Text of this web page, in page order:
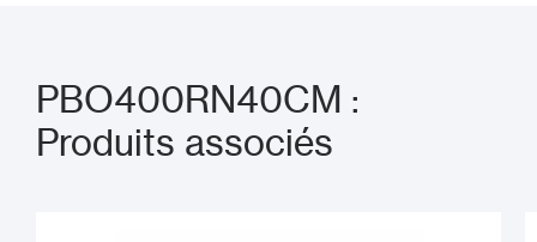
PBO400RN40CM :
Produits associés